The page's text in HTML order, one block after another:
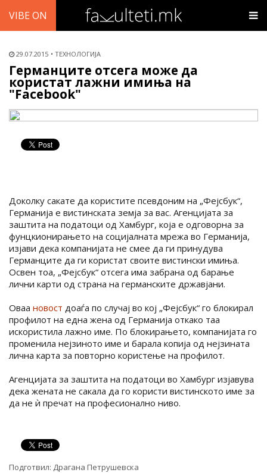
VIBE ON
29.07.2015 ТЕХНОЛОГИЈА
Германците отсега може да
користат лажни имиња на
"Facebook"
Доколку сакате да користите псевдоним на „Фејсбук“,
Германија е вистинската земја за вас. Агенцијата за
заштита на податоци од Хамбург, која е одговорна за
фунцкионирањето на социјалната мрежа во Германија,
изјави дека компанијата не смее да ги принудува
Германците да ги користат своите вистински имиња.
Освен тоа, „Фејсбук“ отсега има забрана од барање
лични карти од страна на германските државјани.
Оваа новост доаѓа по случај во кој „Фејсбук“ го блокирал
профилот на една жена од Германија откако таа
искористила лажно име. По блокирањето, компанијата го
променила нејзиното име и барала копија од нејзината
лична карта за повторно користење на профилот.
Агенцијата за заштита на податоци во Хамбург изјавува
дека жената не сакала да го користи вистинското име за
да не ѝ пречат на професионално ниво.
Подготвил: Драгана Петрушевска